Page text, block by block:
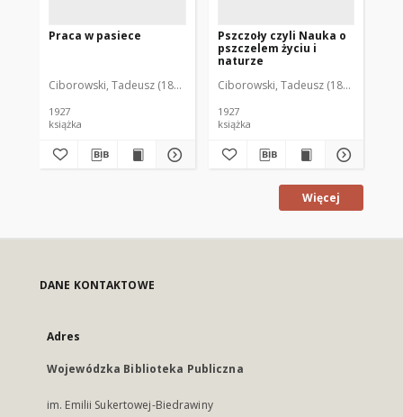
Praca w pasiece
Ciborowski, Tadeusz (1885-1940)
1927
książka
Pszczoły czyli Nauka o
pszczelem życiu i
naturze
Ciborowski, Tadeusz (1885-1940)
1927
książka
Więcej
DANE KONTAKTOWE
Adres
Wojewódzka Biblioteka Publiczna
im. Emilii Sukertowej-Biedrawiny